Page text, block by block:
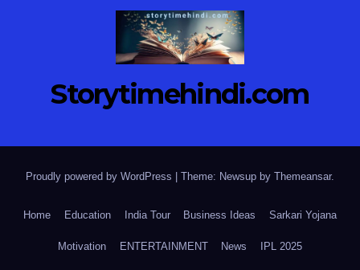
Storytimehindi.com
Proudly powered by WordPress Theme: Newsup by Themeansar.
Home Education India Tour Business Ideas Sarkari Yojana
Motivation ENTERTAINMENT News IPL 2025